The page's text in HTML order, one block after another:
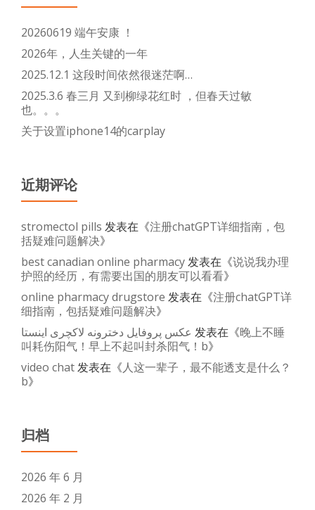
20260619 端午安康 ！
2026年，人生关键的一年
2025.12.1 这段时间依然很迷茫啊…
2025.3.6 春三月 又到柳绿花红时 ，但春天过敏
也。。。
关于设置iphone14的carplay
近期评论
stromectol pills 发表在《注册chatGPT详细指南，包
括疑难问题解决》
best canadian online pharmacy发表在《说说我办理
护照的经历，有需要出国的朋友可以看看》
online pharmacy drugstore 发表在《注册chatGPT详
细指南，包括疑难问题解决》
عکس پروفایل دخترونه لاکچری اینستا 发表在《晚上不睡
叫耗伤阳气！早上不起叫封杀阳气！b》
video chat发表在《人这一辈子，最不能透支是什么？
b》
归档
2026 年 6 月
2026 年 2 月